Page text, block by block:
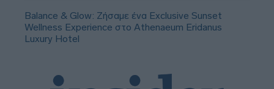
Balance & Glow: Ζήσαμε ένα Exclusive Sunset
Wellness Experience στο Athenaeum Eridanus
Luxury Hotel